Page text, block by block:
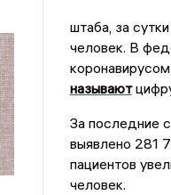
штаба, за
человек. В
называют
За последние
выявлено 281
пациентов
человек.